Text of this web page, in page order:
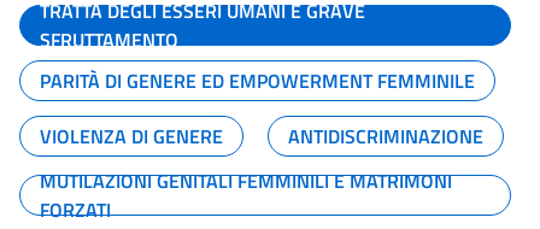
TRATTA DEGLI ESSERI UMANI E GRAVE
SFRUTTAMENTO
PARITÀ DI GENERE ED EMPOWERMENT FEMMINILE
VIOLENZA DI GENERE
ANTIDISCRIMINAZIONE
MUTILAZIONI GENITALI FEMMINILI E MATRIMONI
FORZATI